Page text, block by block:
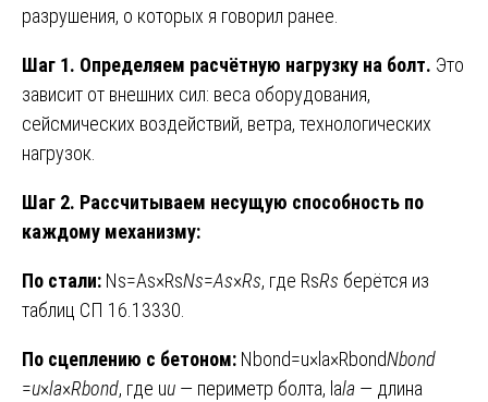
разрушения, о которых я говорил ранее.
Шаг 1. Определяем расчётную нагрузку на болт. Это
зависит от внешних сил: веса оборудования,
сейсмических воздействий, ветра, технологических
нагрузок.
Шаг 2. Рассчитываем несущую способность по
каждому механизму:
По стали: Ns=As×RsNs​=As​×Rs​, где RsRs ​ берётся из
таблиц СП 16.13330.
По сцеплению с бетоном: Nbond=u×la×RbondNbond
=u×la​×Rbond​, где uu — периметр болта, lala ​ — длина